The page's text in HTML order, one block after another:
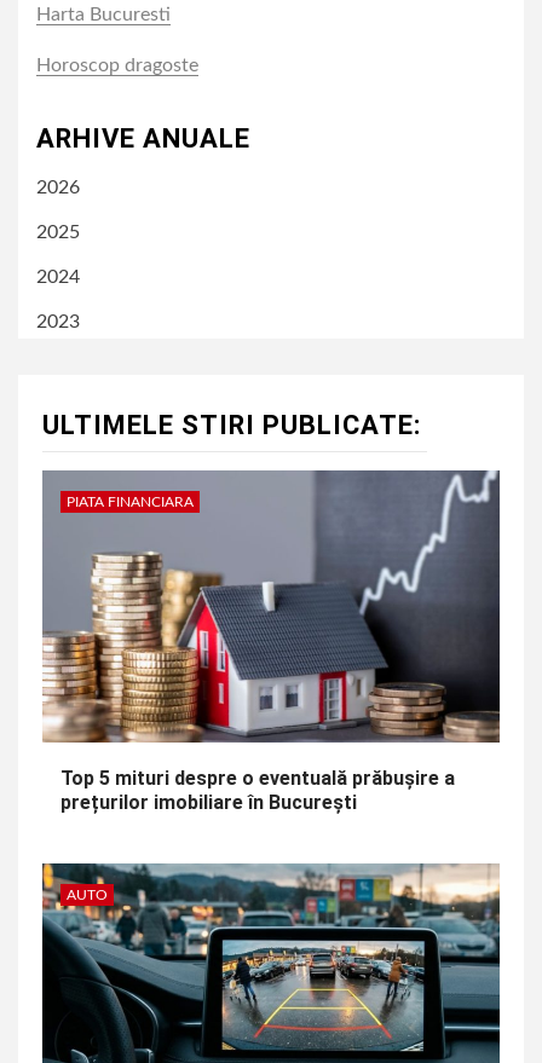
Harta Bucuresti
Horoscop dragoste
ARHIVE ANUALE
2026
2025
2024
2023
ULTIMELE STIRI PUBLICATE:
PIATA FINANCIARA
Top 5 mituri despre o eventuală prăbușire a
prețurilor imobiliare în București
AUTO